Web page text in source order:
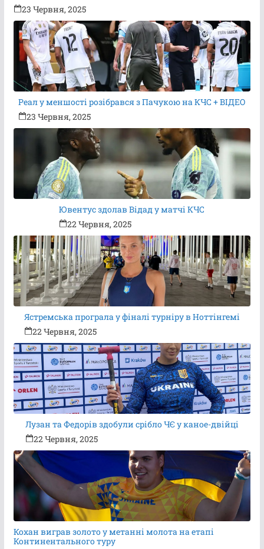
23 Червня, 2025
Реал у меншості розібрався з Пачукою на КЧС + ВІДЕО
23 Червня, 2025
Ювентус здолав Відад у матчі КЧС
22 Червня, 2025
Ястремська програла у фіналі турніру в Ноттінгемі
22 Червня, 2025
Лузан та Федорів здобули срібло ЧЄ у каное-двійці
22 Червня, 2025
Кохан виграв золото у метанні молота на етапі
Континентального туру